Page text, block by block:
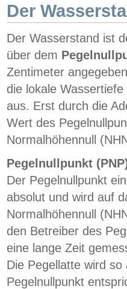
Der
Der Wasserstand ist
über dem
Zentimeter
die lokale
aus. Erst durch die
Wert des
Normalhöhennull
Pegelnullpunkt
Der Pegelnullpunkt
absolut und wird auf
Normalhöhennull
den Betreiber des
eine lange Zeit
Die Pegellatte wird
Pegelnullpunkt